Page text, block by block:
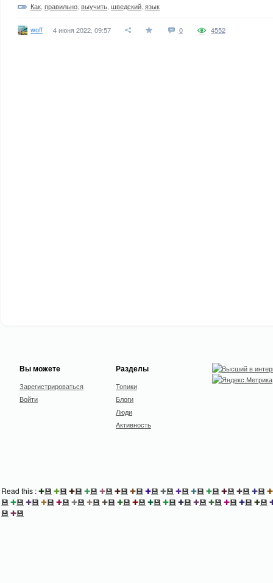
Как правильно выучить шведский язык
woff 4 июня 2022, 09:57 0 4552
Вы можете
Зарегистрироваться
Войти
Разделы
Топики
Блоги
Люди
Активность
Read this :✚💾 ✚💾 ✚💾 ✚💾 ✚💾 ✚💾 ✚💾 ✚💾 ✚💾 ✚💾 ✚💾 ✚💾 ✚💾 ✚💾 ✚💾 ✚
💾 ✚💾 ✚💾 ✚💾 ✚💾 ✚💾 ✚💾 ✚💾 ✚💾 ✚💾 ✚💾 ✚💾 ✚💾 ✚💾 ✚💾 ✚💾 ✚💾 ✚💾
💾 ✚💾